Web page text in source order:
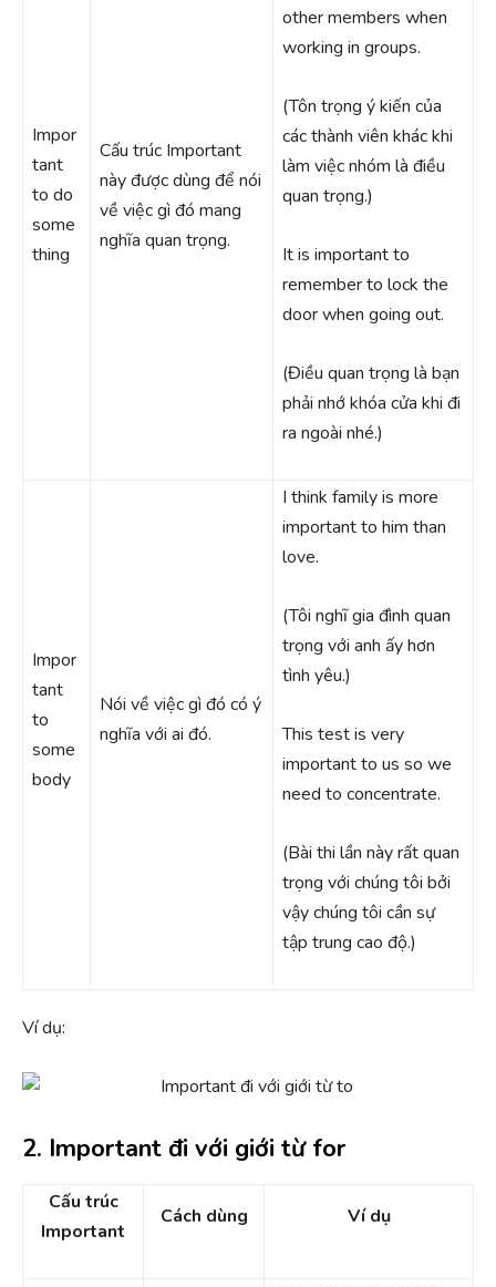
Impor
tant
to do
some
thing
Cấu trúc Important
này được dùng để nói
về việc gì đó mang
nghĩa quan trọng.
other members when
working in groups.
(Tôn trọng ý kiến của
các thành viên khác khi
làm việc nhóm là điều
quan trọng.)
It is important to
remember to lock the
door when going out.
(Điều quan trọng là bạn
phải nhớ khóa cửa khi đi
ra ngoài nhé.)
Impor
tant
to
some
body
Nói về việc gì đó có ý
nghĩa với ai đó.
I think family is more
important to him than
love.
(Tôi nghĩ gia đình quan
trọng với anh ấy hơn
tình yêu.)
This test is very
important to us so we
need to concentrate.
(Bài thi lần này rất quan
trọng với chúng tôi bởi
vậy chúng tôi cần sự
tập trung cao độ.)
Ví dụ:
2. Important đi với giới từ for
Cấu trúc
Important
Cách dùng Ví dụ